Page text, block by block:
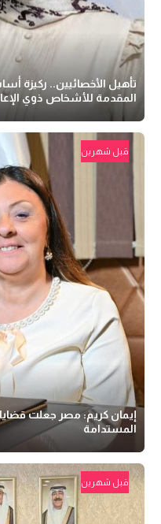
تأهيل الأخصائيين.. ركيزة
المقدمة للأشخاص ذوي
قبل شهرين
إيمان كريم: مصر جعلت
المستدامة
قبل شهرين